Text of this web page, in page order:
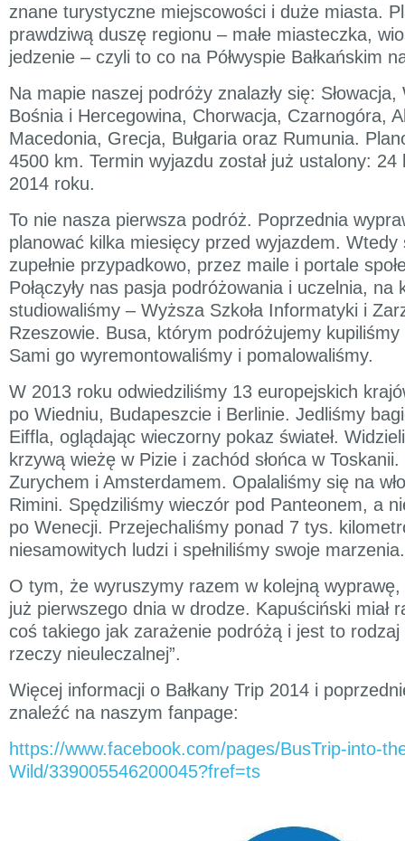
znane turystyczne miejscowości i duże miasta.
prawdziwą duszę regionu – małe miasteczka,
jedzenie – czyli to co na Półwyspie Bałkańskim
Na mapie naszej podróży znalazły się:
Bośnia i Hercegowina, Chorwacja, Czarnogóra,
Macedonia, Grecja, Bułgaria oraz Rumunia.
4500 km. Termin wyjazdu został już ustalony:
2014 roku.
To nie nasza pierwsza podróż. Poprzednia
planować kilka miesięcy przed wyjazdem. Wtedy
zupełnie przypadkowo, przez maile i portale
Połączyły nas pasja podróżowania i uczelnia, na
studiowaliśmy – Wyższa Szkoła Informatyki i
Rzeszowie. Busa, którym podróżujemy kupiliśmy
Sami go wyremontowaliśmy i pomalowaliśmy.
W 2013 roku odwiedziliśmy 13 europejskich
po Wiedniu, Budapeszcie i Berlinie. Jedliśmy
Eiffla, oglądając wieczorny pokaz świateł.
krzywą wieżę w Pizie i zachód słońca w
Zurychem i Amsterdamem. Opalaliśmy się na
Rimini. Spędziliśmy wieczór pod Panteonem, a
po Wenecji. Przejechaliśmy ponad 7 tys.
niesamowitych ludzi i spełniliśmy swoje marzenia.
O tym, że wyruszymy razem w kolejną
już pierwszego dnia w drodze. Kapuściński miał
coś takiego jak zarażenie podróżą i jest to
rzeczy nieuleczalnej”.
Więcej informacji o Bałkany Trip 2014 i
znaleźć na naszym fanpage:
https://www.facebook.com/pages/BusTrip-into-
Wild/339005546200045?fref=ts